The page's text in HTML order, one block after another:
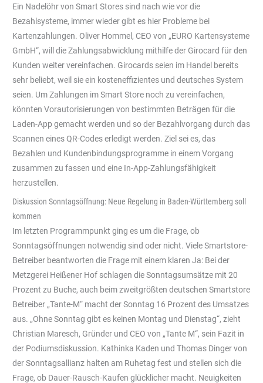
Ein Nadelöhr von Smart Stores sind nach wie vor die
Bezahlsysteme, immer wieder gibt es hier Probleme bei
Kartenzahlungen. Oliver Hommel, CEO von „EURO Kartensysteme
GmbH“, will die Zahlungsabwicklung mithilfe der Girocard für den
Kunden weiter vereinfachen. Girocards seien im Handel bereits
sehr beliebt, weil sie ein kosteneffizientes und deutsches System
seien. Um Zahlungen im Smart Store noch zu vereinfachen,
könnten Vorautorisierungen von bestimmten Beträgen für die
Laden-App gemacht werden und so der Bezahlvorgang durch das
Scannen eines QR-Codes erledigt werden. Ziel sei es, das
Bezahlen und Kundenbindungsprogramme in einem Vorgang
zusammen zu fassen und eine In-App-Zahlungsfähigkeit
herzustellen.
Diskussion Sonntagsöffnung: Neue Regelung in Baden-Württemberg soll
kommen
Im letzten Programmpunkt ging es um die Frage, ob
Sonntagsöffnungen notwendig sind oder nicht. Viele Smartstore-
Betreiber beantworten die Frage mit einem klaren Ja: Bei der
Metzgerei Heißener Hof schlagen die Sonntagsumsätze mit 20
Prozent zu Buche, auch beim zweitgrößten deutschen Smartstore
Betreiber „Tante-M“ macht der Sonntag 16 Prozent des Umsatzes
aus. „Ohne Sonntag gibt es keinen Montag und Dienstag“, zieht
Christian Maresch, Gründer und CEO von „Tante M“, sein Fazit in
der Podiumsdiskussion. Kathinka Kaden und Thomas Dinger von
der Sonntagsallianz halten am Ruhetag fest und stellen sich die
Frage, ob Dauer-Rausch-Kaufen glücklicher macht. Neuigkeiten